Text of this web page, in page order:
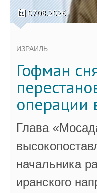
07.08.2026
ИЗРАИЛЬ
Гофман
операции
Глава
начальника
иранского